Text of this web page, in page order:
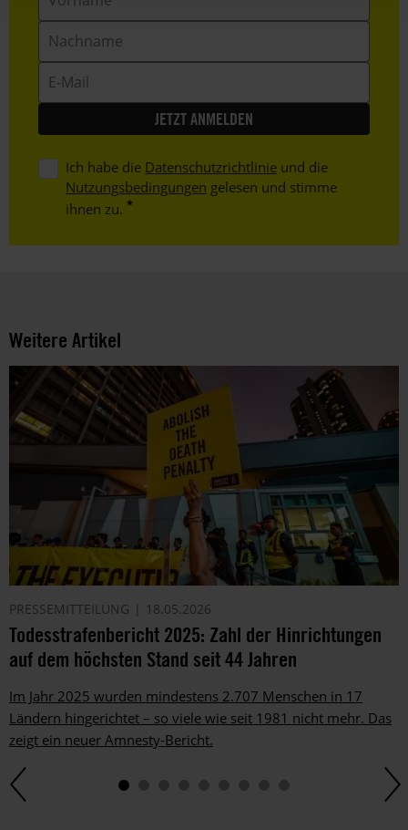
Mail
Ich habe die Datenschutzrichtlinie und die
Nutzungsbedingungen gelesen und stimme
ihnen zu.
Weitere Artikel
PRESSEMITTEILUNG 18.05.2026
Todesstrafenbericht 2025: Zahl der Hinrichtungen
auf dem höchsten Stand seit 44 Jahren
Im Jahr 2025 wurden mindestens 2.707 Menschen in 17
Ländern hingerichtet – so viele wie seit 1981 nicht mehr. Das
zeigt ein neuer Amnesty-Bericht.